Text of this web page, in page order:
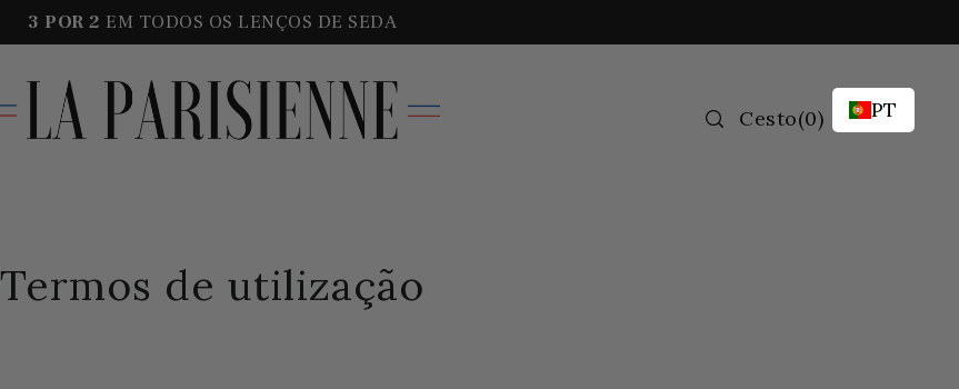
3 POR 2 EM TODOS OS LENÇOS DE SEDA
Cesto(0) PT
Termos de utilização